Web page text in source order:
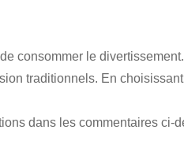
consommer le
traditionnels. En
dans les commentaires